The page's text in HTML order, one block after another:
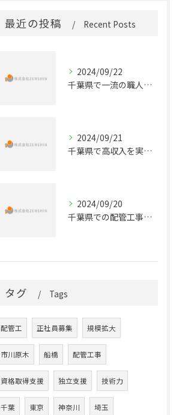
最近の投稿 Recent Posts
2024/09/22
千葉県で一流の職人を目指す！未経験から始める配管工事正社員の道
2024/09/21
千葉県で高収入を実現する！配管工事の正社員求人情報
2024/09/20
千葉県での配管工事のキャリアを始めよう！正社員募集のお知らせ
タグ Tags
配管工 正社員募集 規模拡大
市川原木 船橋 配管工事
資格取得支援 独立支援 技術力
千葉 東京 神奈川 埼玉